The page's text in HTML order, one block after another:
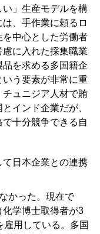
い」生産モデルを構
、手作業に頼るロ
中心とした労働者
に入れた採集職業
を求める多国籍企
う要素が非常に重
ュニジア人材で賄
インド企業だが、
十分競争できる自
日本企業との連携
かった。現在で
学博士取得者が3
雇用している。多国